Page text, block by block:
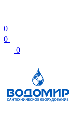
0
0
0